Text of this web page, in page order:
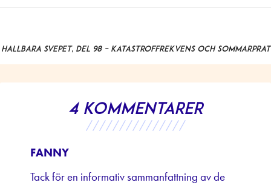
Hållbara svepet, del 98 – katastroffrekvens och sommarprat
4 kommentarer
///////////////
FANNY
Tack för en informativ sammanfattning av de